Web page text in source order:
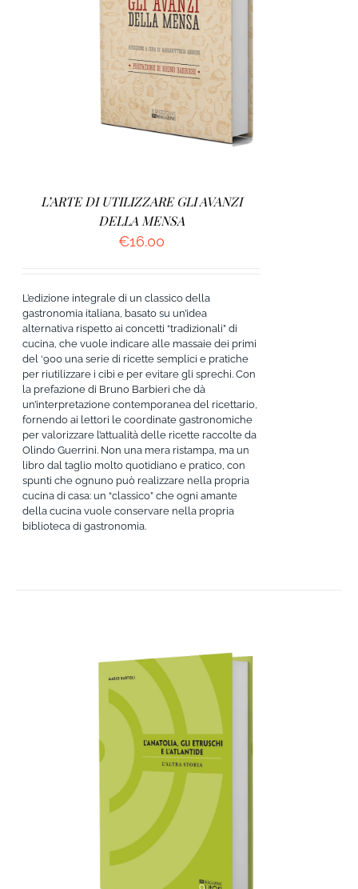
AGGIUNGI AL CARRELLO /
L’ARTE DI UTILIZZARE GLI AVANZI
DELLA MENSA
€16.00
L’edizione integrale di un classico della
gastronomia italiana, basato su un’idea
alternativa rispetto ai concetti “tradizionali” di
cucina, che vuole indicare alle massaie dei primi
del ‘900 una serie di ricette semplici e pratiche
per riutilizzare i cibi e per evitare gli sprechi. Con
la prefazione di Bruno Barbieri che dà
un’interpretazione contemporanea del ricettario,
fornendo ai lettori le coordinate gastronomiche
per valorizzare l’attualità delle ricette raccolte da
Olindo Guerrini. Non una mera ristampa, ma un
libro dal taglio molto quotidiano e pratico, con
spunti che ognuno può realizzare nella propria
cucina di casa: un “classico” che ogni amante
della cucina vuole conservare nella propria
biblioteca di gastronomia.
AGGIUNGI AL CARRELLO /